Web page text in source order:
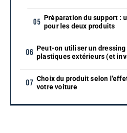
Préparation du support :
pour les deux produits
Peut-on utiliser un dressing
plastiques extérieurs (et
Choix du produit selon
votre voiture